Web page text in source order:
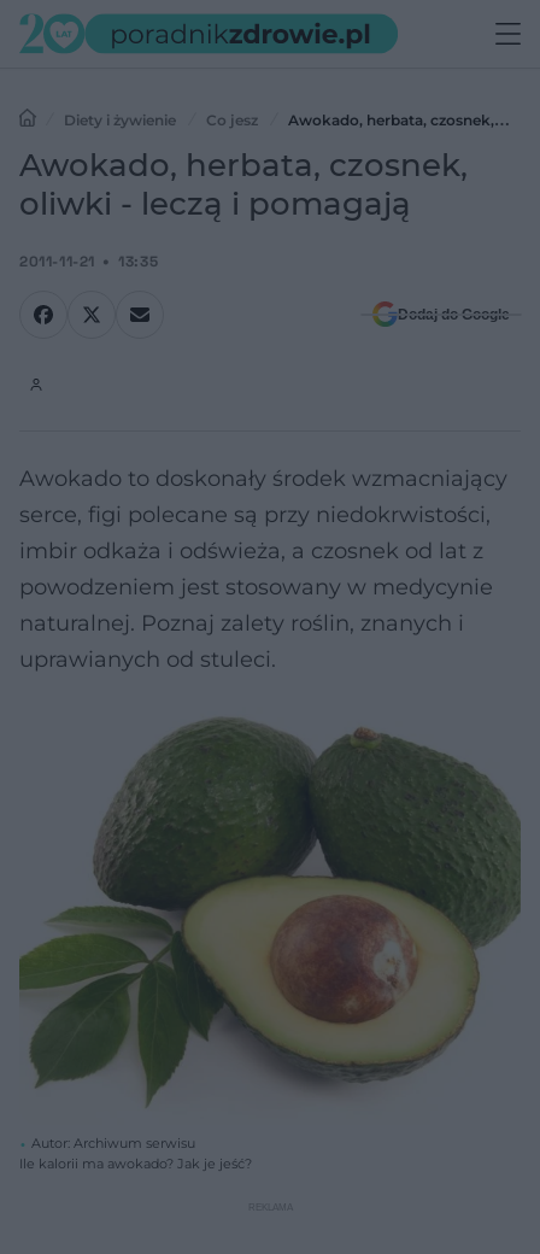
Diety i żywienie Co jesz
Awokado, herbata, czosnek,
oliwki - leczą i pomagają
Awokado, herbata, czosnek,
oliwki - leczą i pomagają
2011-11-21 13:35
Dodaj do Google
Awokado to doskonały środek wzmacniający
serce, figi polecane są przy niedokrwistości,
imbir odkaża i odświeża, a czosnek od lat z
powodzeniem jest stosowany w medycynie
naturalnej. Poznaj zalety roślin, znanych i
uprawianych od stuleci.
Autor: Archiwum serwisu
Ile kalorii ma awokado? Jak je jeść?